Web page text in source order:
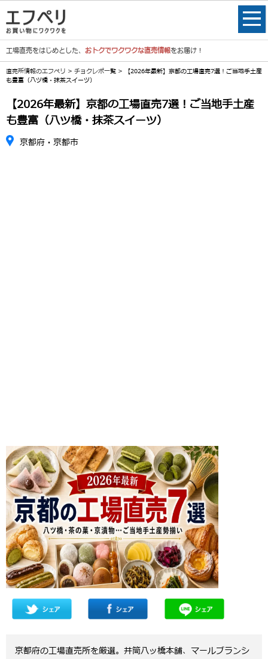
工場直売をはじめとした、 おトクでワクワクな直売情報をお届け！
直売所情報のエフペリ > チョクレポ一覧 > 【2026年最新】京都の工場直売7選！ご当地手土産
も豊富（八ツ橋・抹茶スイーツ）
【2026年最新】京都の工場直売7選！ご当地手土産
も豊富（八ツ橋・抹茶スイーツ）
京都府・京都市
京都府の工場直売所を厳選。井筒八ッ橋本舗、マールブランシ